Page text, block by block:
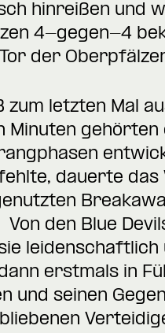
hinreißen und
4-gegen-4
der
zum letzten Mal
Minuten
dauerte
den Blue
leidenschaftlich
erstmals in
und seinen